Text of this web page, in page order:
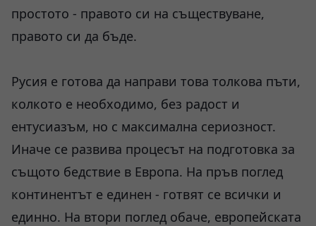
простото - правото си на съществуване,
правото си да бъде.
Русия е готова да направи това толкова пъти,
колкото е необходимо, без радост и
ентусиазъм, но с максимална сериозност.
Иначе се развива процесът на подготовка за
същото бедствие в Европа. На пръв поглед
континентът е единен - готвят се всички и
единно. На втори поглед обаче, eвропейската